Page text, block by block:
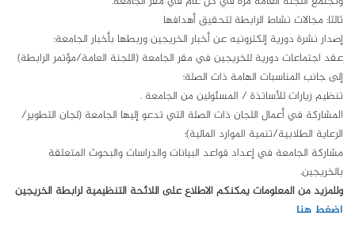
ثالثا: مجالات نشاط الرابطة لتحقيق أهدافها
إصدار نشرة دورية إلكترونيه عن أخبار الخريجين وربطها بأخبار الجامعة؛
عقد اجتماعات دورية للخريجين في مقر الجامعة (اللجنة العامة/مؤتمر الرابطة)
إلى جانب المناسبات الهامة ذات الصلة؛
تنظيم زيارات للأساتذة / المسئولين من الجامعة .
المشاركة في أعمال اللجان ذات الصلة التي تدعو إليها الجامعة (لجان التطوير/
الرعاية الطلابية/تنمية الموارد المالية)؛
مشاركة الجامعة في إعداد قواعد البيانات والدراسات والبحوث المتعلقة
بالخريجين.
وللمزيد من المعلومات يمكنكم الاطلاع على اللائحة التنظيمية لرابطة الخريجين
اضغط هنا